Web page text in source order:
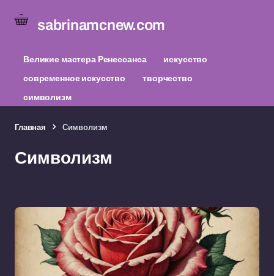
sabrinamcnew.com
Великие мастера Ренессанса
искусство
современное искусство
творчество
символизм
Главная Символизм
Символизм